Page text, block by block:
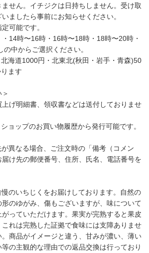
せん。イチジクは日持ちしません。受け取
ましたら事前にお知らせください。
可能です。
14時〜16時・16時〜18時・18時〜20時・
中からご選択ください。
海道1000円・北東北(秋田・岩手・青森)50
ます
げ明細書、領収書などは送付しておりませ
ョップのお買い物履歴から発行可能です。
異なる場合、ご注文時の「備考（コメン
届け先の郵便番号、住所、氏名、電話番号を
のいちじくをお届けしております。自然の
のゆがみ、傷もございますが、味について
っていただけます。果実が完熟すると果皮
れは完熟した証拠で食味には支障ありませ
商品がイメージと違う、甘みが濃い、薄い
の主観的な理由での返品交換は行っており